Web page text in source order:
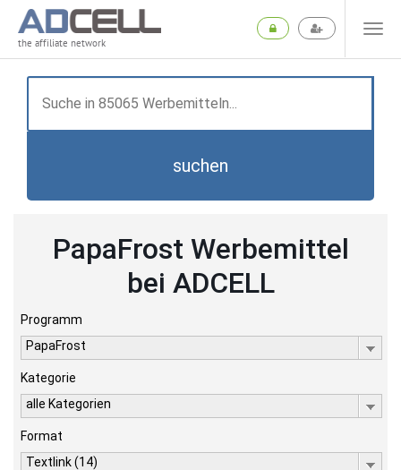
the affiliate network
suchen
PapaFrost Werbemittel
bei ADCELL
Programm
PapaFrost
Kategorie
alle Kategorien
Format
Textlink (14)